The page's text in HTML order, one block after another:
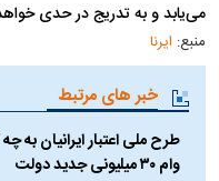
می‌یابد و به تدریج در حدی
منبع: ایرنا
خبر های مرتبط
طرح ملی اعتبار ایرانیان به
وام ۳۰ میلیونی جدید دولت